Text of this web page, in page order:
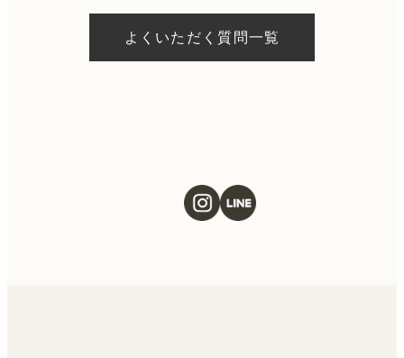
ただける施術もございます。当日の施術をご
希望の場合は、ご予約の際にお気軽にご相談
よくいただく質問一覧